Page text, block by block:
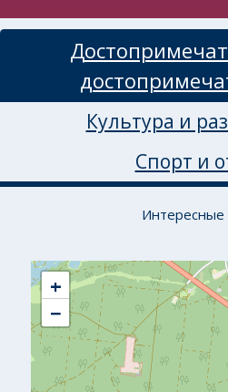
Культура и
Спорт и
Интересные
+
−